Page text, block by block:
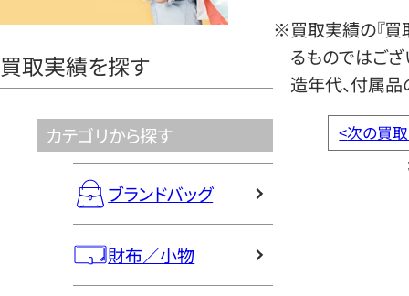
買取実績を探す
カテゴリから探す
ブランドバッグ
財布／小物
※買取実績の『買
るものではござ
造年代、付属品
<次の買